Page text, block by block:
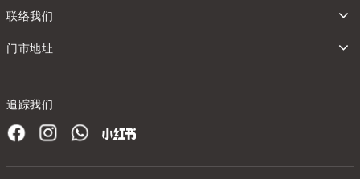
联络我们
门市地址
追踪我们